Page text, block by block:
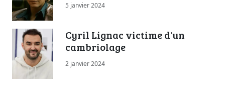
5 janvier 2024
Cyril Lignac victime d'un
cambriolage
2 janvier 2024